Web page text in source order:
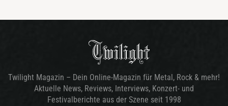
Twilight Magazin – Dein Online-Magazin für Metal, Rock & mehr!
Aktuelle News, Reviews, Interviews, Konzert- und
Festivalberichte aus der Szene seit 1998